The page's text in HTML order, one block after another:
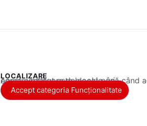
LOCALIZARE
Acest conținut este blocat până când acceptați categoria corespunzătoare de cookie-uri.
Accept categoria Funcționalitate